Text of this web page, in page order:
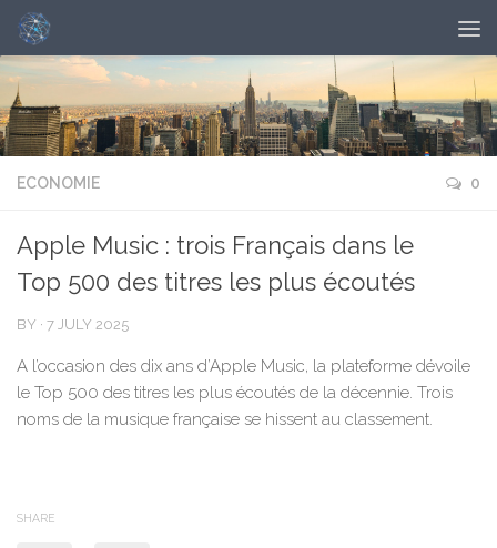
ECONOMIE 0
Apple Music : trois Français dans le
Top 500 des titres les plus écoutés
BY · 7 JULY 2025
A l’occasion des dix ans d’Apple Music, la plateforme dévoile
le Top 500 des titres les plus écoutés de la décennie. Trois
noms de la musique française se hissent au classement.
SHARE